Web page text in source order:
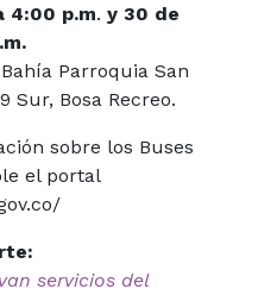
4:00 p.m. y 30 de
Parroquia San
Sur, Bosa Recreo.
sobre los Buses
el portal
servicios del